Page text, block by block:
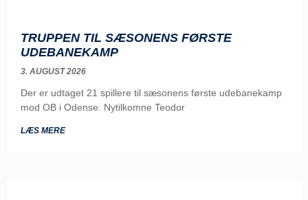
TRUPPEN TIL SÆSONENS FØRSTE
UDEBANEKAMP
3. AUGUST 2026
Der er udtaget 21 spillere til sæsonens første udebanekamp
mod OB i Odense. Nytilkomne Teodor
LÆS MERE